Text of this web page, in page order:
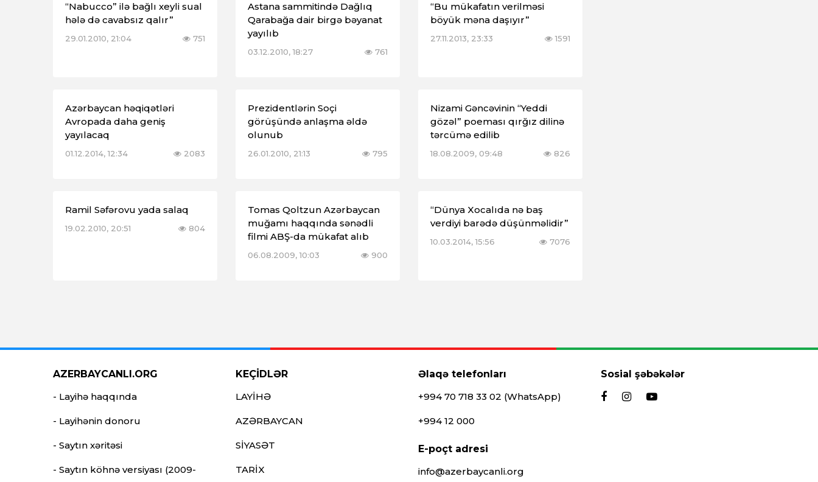
“Nabucco” ilə bağlı xeyli sual
hələ də cavabsız qalır”
29.01.2010, 21:04 751
Astana sammitində Dağlıq
Qarabağa dair birgə bəyanat
yayılıb
03.12.2010, 18:27 761
“Bu mükafatın verilməsi
böyük məna daşıyır”
27.11.2013, 23:33 1591
Azərbaycan həqiqətləri
Avropada daha geniş
yayılacaq
01.12.2014, 12:34 2083
Prezidentlərin Soçi
görüşündə anlaşma əldə
olunub
26.01.2010, 21:13 795
Nizami Gəncəvinin “Yeddi
gözəl” poeması qırğız dilinə
tərcümə edilib
18.08.2009, 09:48 826
Ramil Səfərovu yada salaq
19.02.2010, 20:51 804
Tomas Qoltzun Azərbaycan
muğamı haqqında sənədli
filmi ABŞ-da mükafat alıb
06.08.2009, 10:03 900
“Dünya Xocalıda nə baş
verdiyi barədə düşünməlidir”
10.03.2014, 15:56 7076
AZERBAYCANLI.ORG
- Layihə haqqında
- Layihənin donoru
- Saytın xəritəsi
- Saytın köhnə versiyası (2009-
KEÇİDLƏR
LAYİHƏ
AZƏRBAYCAN
SİYASƏT
TARİX
Əlaqə telefonları
+994 70 718 33 02 (WhatsApp)
+994 12 000
E-poçt adresi
info@azerbaycanli.org
Sosial şəbəkələr